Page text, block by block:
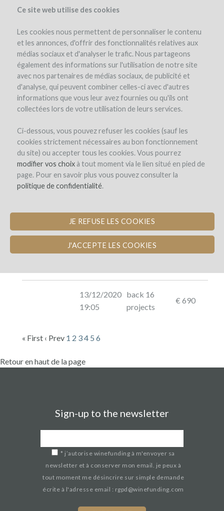
Ce site web utilise des cookies
Les cookies nous permettent de personnaliser le contenu
et les annonces, d'offrir des fonctionnalités relatives aux
médias sociaux et d'analyser le trafic. Nous partageons
également des informations sur l'utilisation de notre site
avec nos partenaires de médias sociaux, de publicité et
d'analyse, qui peuvent combiner celles-ci avec d'autres
informations que vous leur avez fournies ou qu'ils ont
collectées lors de votre utilisation de leurs services.
Ci-dessous, vous pouvez refuser les cookies (sauf les
cookies strictement nécessaires au bon fonctionnement
du site) ou accepter tous les cookies. Vous pourrez
modifier vos choixà tout moment via le lien situé en pied de
page. Pour en savoir plus vous pouvez consulter la
politique de confidentialité.
JE REFUSE LES COOKIES
J'ACCEPTE LES COOKIES
the project estate expert opinion pay-back in wine
Domaine Allegria
PLANTING A SPIRAL VINE TO
PRODUCE AN EXCEPTIONAL CUVÉE
13/12/2020
19:05
back 16
projects
€ 690
« First ‹ Prev 1 2 34 5 6
Retour en haut de la page
Sign-up to the newsletter
* j’autorise winefunding à m'envoyer sa
newsletter et à conserver mon email. je peux à
tout moment me désincrire sur simple demande
écrite à l'adresse email : rgpd@winefunding.com